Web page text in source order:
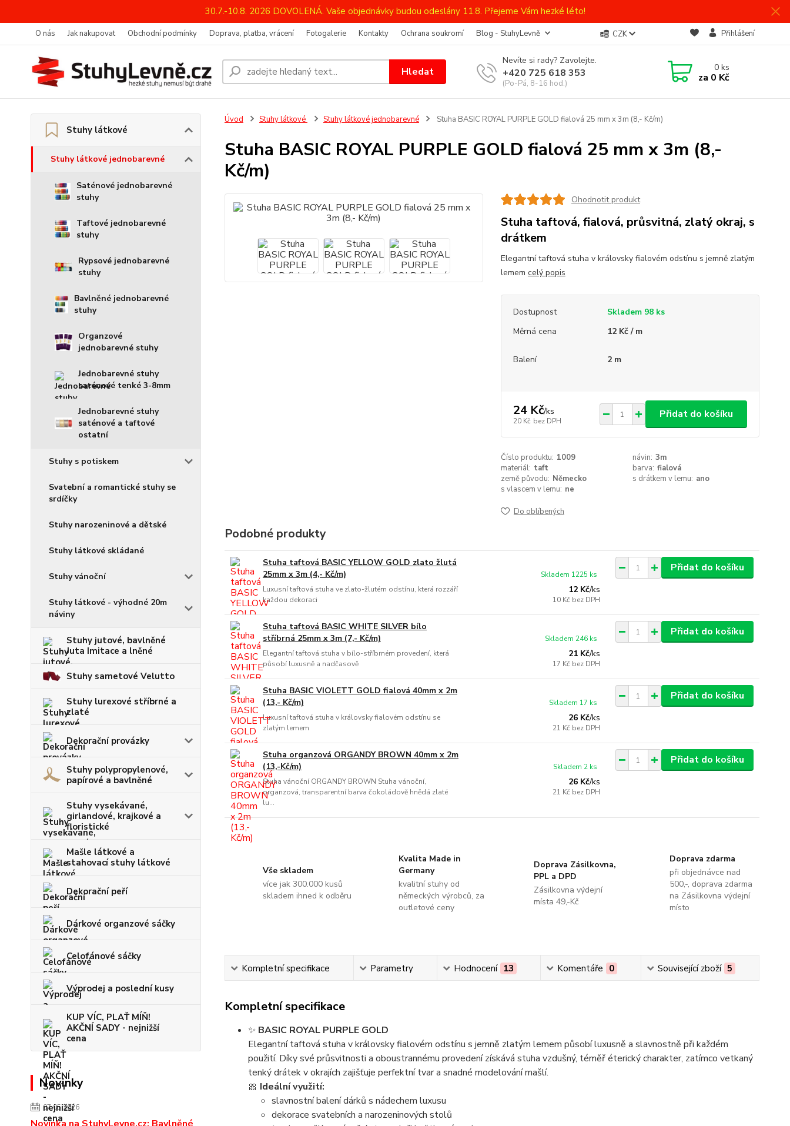
30.7.-10.8. 2026 DOVOLENÁ. Vaše objednávky budou odeslány 11.8. Přejeme Vám hezké léto!
O nás Jak nakupovat Obchodní podmínky Doprava, platba, vrácení Fotogalerie Kontakty Ochrana soukromí Blog - StuhyLevně CZK Přihlášení
Hledat
Nevíte si rady? Zavolejte.
+420 725 618 353
(Po-Pá, 8-16 hod.)
0ks
za 0 Kč
Stuhy látkové
Stuhy látkové jednobarevné
Saténové jednobarevné
stuhy
Taftové jednobarevné
stuhy
Rypsové jednobarevné
stuhy
Bavlněné jednobarevné
stuhy
Organzové
jednobarevné stuhy
Jednobarevné stuhy
saténové tenké 3-8mm
Jednobarevné stuhy
saténové a taftové
ostatní
Stuhy s potiskem
Svatební a romantické stuhy se
srdíčky
Stuhy narozeninové a dětské
Stuhy látkové skládané
Stuhy vánoční
Stuhy látkové - výhodné 20m
náviny
Stuhy jutové, bavlněné
Juta Imitace a lněné
Stuhy sametové Velutto
Stuhy lurexové stříbrné a
zlaté
Dekorační provázky
Stuhy polypropylenové,
papírové a bavlněné
Stuhy vysekávané,
girlandové, krajkové a
floristické
Mašle látkové a
stahovací stuhy látkové
Dekorační peří
Dárkové organzové sáčky
Celofánové sáčky
Výprodej a poslední kusy
KUP VÍC, PLAŤ MÍŇ!
AKČNÍ SADY - nejnižší
cena
Novinky
07.05.2026
Úvod Stuhy látkové Stuhy látkové jednobarevné Stuha BASIC ROYAL PURPLE GOLD fialová 25 mm x 3m (8,- Kč/m)
Stuha BASIC ROYAL PURPLE GOLD fialová 25 mm x 3m (8,-
Kč/m)
Ohodnotit produkt
Stuha taftová, fialová, průsvitná, zlatý okraj, s
drátkem
Elegantní taftová stuha v královsky fialovém odstínu s jemně zlatým
lemem celý popis
Dostupnost
Skladem 98 ks
Měrná cena
12 Kč / m
Balení 2 m
24 Kč/ks
20 Kč bez DPH
Přidat do košíku
Číslo produktu: 1009 návin: 3m
materiál: taft barva: fialová
země původu: Německo s drátkem v lemu: ano
s vlascem v lemu: ne
Do oblíbených
Podobné produkty
Stuha taftová BASIC YELLOW GOLD zlato žlutá
25mm x 3m (4,- Kč/m)
Luxusní taftová stuha ve zlato-žlutém odstínu, která rozzáří
každou dekoraci
12 Kč/ks
10 Kč bez DPH
Skladem 1225 ks
Přidat do košíku
Stuha taftová BASIC WHITE SILVER bílo
stříbrná 25mm x 3m (7,- Kč/m)
Elegantní taftová stuha v bílo-stříbrném provedení, která
působí luxusně a nadčasově
21 Kč/ks
17 Kč bez DPH
Skladem 246 ks
Přidat do košíku
Stuha BASIC VIOLETT GOLD fialová 40mm x 2m
(13,- Kč/m)
Luxusní taftová stuha v královsky fialovém odstínu se
zlatým lemem
26 Kč/ks
21 Kč bez DPH
Skladem 17 ks
Přidat do košíku
Stuha organzová ORGANDY BROWN 40mm x 2m
(13,-Kč/m)
Stuha vánoční ORGANDY BROWN Stuha vánoční,
organzová, transparentní barva čokoládově hnědá zlaté
lu...
26 Kč/ks
21 Kč bez DPH
Skladem 2 ks
Přidat do košíku
Vše skladem
více jak 300.000 kusů
skladem ihned k odběru
Kvalita Made in
Germany
kvalitní stuhy od
německých výrobců, za
outletové ceny
Doprava Zásilkovna,
PPL a DPD
Zásilkovna výdejní
místa 49,-Kč
Doprava zdarma
při objednávce nad
500,-, doprava zdarma
na Zásilkovna výdejní
místo
Kompletní specifikace Parametry Hodnocení 13 Komentáře 0 Související zboží 5
Kompletní specifikace
✨ BASIC ROYAL PURPLE GOLD
Elegantní taftová stuha v královsky fialovém odstínu s jemně zlatým lemem působí luxusně a slavnostně při každém
použití. Díky své průsvitnosti a oboustrannému provedení získává stuha vzdušný, téměř éterický charakter, zatímco vetkaný
tenký drátek v okrajích zajišťuje perfektní tvar a snadné modelování mašlí.
🎀 Ideální využití:
slavnostní balení dárků s nádechem luxusu
dekorace svatebních a narozeninových stolů